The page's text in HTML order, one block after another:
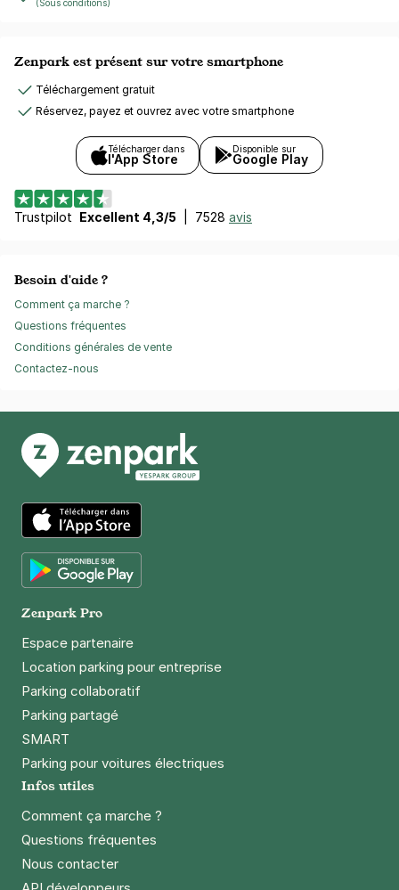
(Sous conditions)
Zenpark est présent sur votre smartphone
Téléchargement gratuit
Réservez, payez et ouvrez avec votre smartphone
Télécharger dans
l'App Store
Disponible sur
Google Play
Trustpilot Excellent 4,3/5 7528 avis
Besoin d'aide ?
Comment ça marche ?
Questions fréquentes
Conditions générales de vente
Contactez-nous
App Store
Zenpark Pro
Espace partenaire
Location parking pour entreprise
Parking collaboratif
Parking partagé
SMART
Parking pour voitures électriques
Infos utiles
Comment ça marche ?
Questions fréquentes
Nous contacter